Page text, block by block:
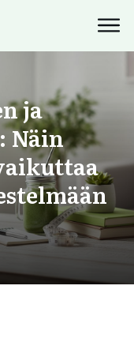
ja
Näin